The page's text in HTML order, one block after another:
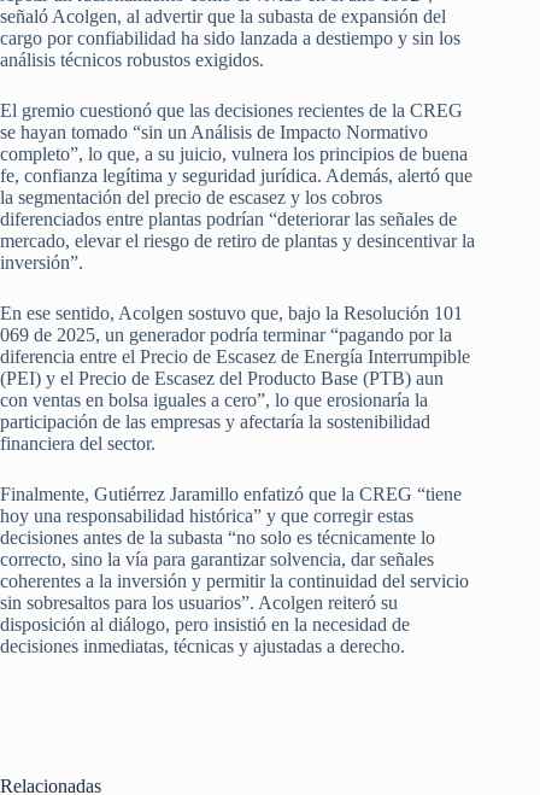
señaló Acolgen, al advertir que la subasta de expansión del
cargo por confiabilidad ha sido lanzada a destiempo y sin los
análisis técnicos robustos exigidos.
El gremio cuestionó que las decisiones recientes de la CREG
se hayan tomado “sin un Análisis de Impacto Normativo
completo”, lo que, a su juicio, vulnera los principios de buena
fe, confianza legítima y seguridad jurídica. Además, alertó que
la segmentación del precio de escasez y los cobros
diferenciados entre plantas podrían “deteriorar las señales de
mercado, elevar el riesgo de retiro de plantas y desincentivar la
inversión”.
En ese sentido, Acolgen sostuvo que, bajo la Resolución 101
069 de 2025, un generador podría terminar “pagando por la
diferencia entre el Precio de Escasez de Energía Interrumpible
(PEI) y el Precio de Escasez del Producto Base (PTB) aun
con ventas en bolsa iguales a cero”, lo que erosionaría la
participación de las empresas y afectaría la sostenibilidad
financiera del sector.
Finalmente, Gutiérrez Jaramillo enfatizó que la CREG “tiene
hoy una responsabilidad histórica” y que corregir estas
decisiones antes de la subasta “no solo es técnicamente lo
correcto, sino la vía para garantizar solvencia, dar señales
coherentes a la inversión y permitir la continuidad del servicio
sin sobresaltos para los usuarios”. Acolgen reiteró su
disposición al diálogo, pero insistió en la necesidad de
decisiones inmediatas, técnicas y ajustadas a derecho.
Relacionadas